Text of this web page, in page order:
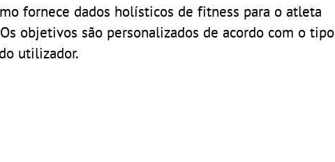
fornece dados holísticos de fitness para o atleta
objetivos são personalizados de acordo com o tipo
utilizador.